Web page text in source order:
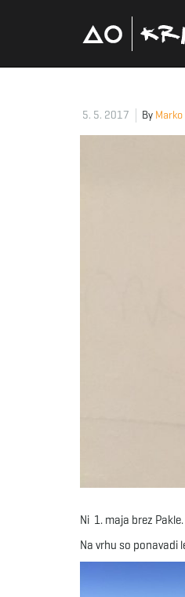
5. 5. 2017 By
Ni 1. maja brez
Na vrhu so ponavadi